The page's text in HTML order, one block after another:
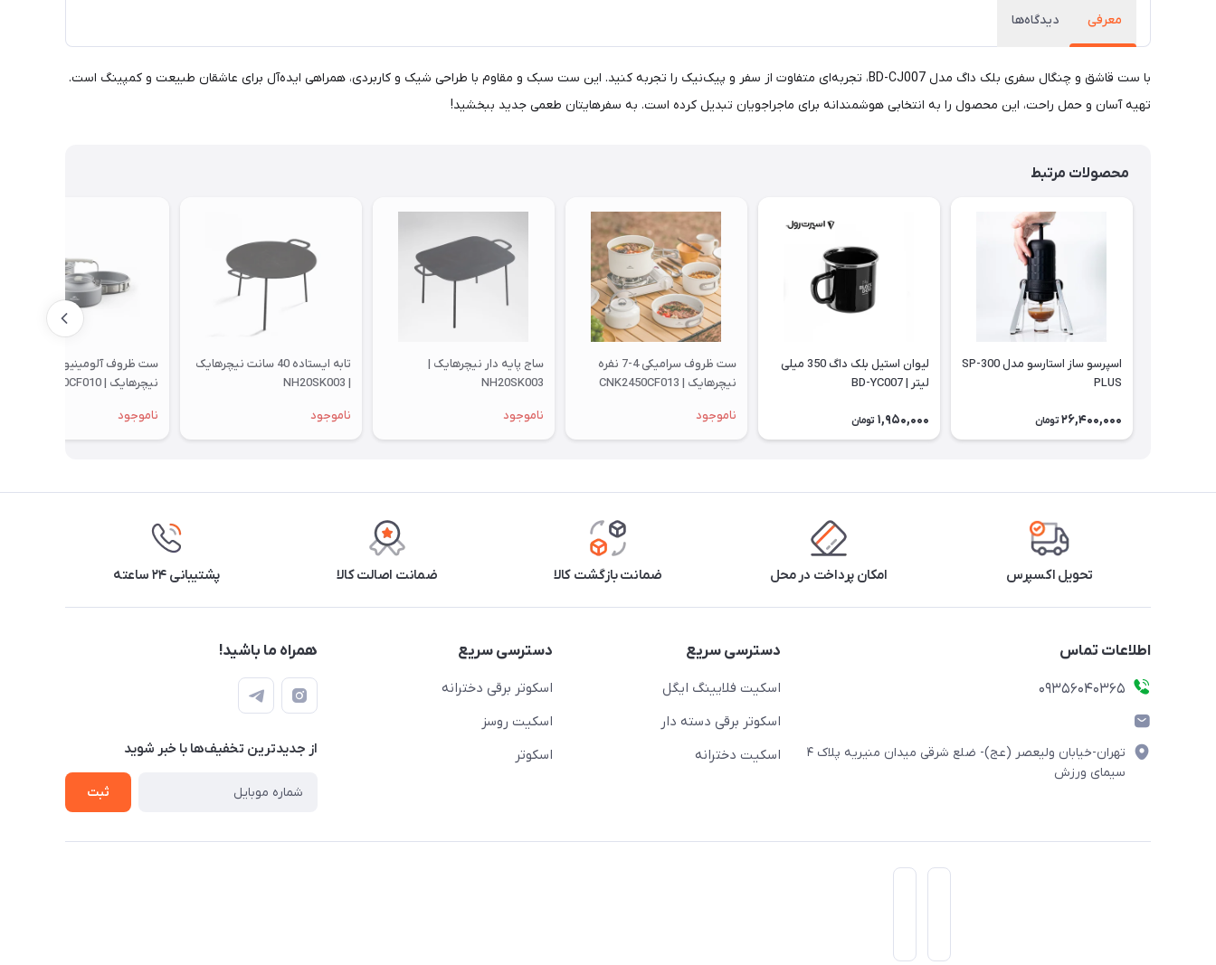
معرفی دیدگاه‌ها
با ست قاشق و چنگال سفری بلک داگ مدل BD-CJ007، تجربه‌ای متفاوت از سفر و پیک‌نیک را تجربه کنید. این ست سبک و مقاوم با طراحی شیک و کاربردی، همراهی ایده‌آل برای عاشقان طبیعت و کمپینگ است.
تهیه آسان و حمل راحت، این محصول را به انتخابی هوشمندانه برای ماجراجویان تبدیل کرده است. به سفرهایتان طعمی جدید ببخشید!
محصولات مرتبط
اسپرسو ساز استارسو مدل SP-300
PLUS
26,400,000 تومان
لیوان استیل بلک داگ 350 میلی
لیتر | BD-YC007
1,950,000 تومان
ست ظروف سرامیکی 4-7 نفره
نیچرهایک | CNK2450CF013
ناموجود
ساج پایه دار نیچرهایک |
NH20SK003
ناموجود
تابه ایستاده 40 سانت نیچرهایک
| NH20SK003
ناموجود
نیچرهایک | CNK2450CF010
ناموجود
تحویل اکسپرس امکان پرداخت در محل ضمانت بازگشت کالا ضمانت اصالت کالا پشتیبانی ۲۴ ساعته
اطلاعات تماس
۰۹۳۵۶۰۴۰۳۶۵
تهران-خیابان ولیعصر (عج)- ضلع شرقی میدان منیریه پلاک ۴
سیمای ورزش
دسترسی سریع
اسکیت فلایینگ ایگل
اسکوتر برقی دسته دار
اسکیت دخترانه
دسترسی سریع
اسکوتر برقی دخترانه
اسکیت روسز
اسکوتر
همراه ما باشید!
از جدید‌ترین تخفیف‌ها با‌ خبر شوید
ثبت